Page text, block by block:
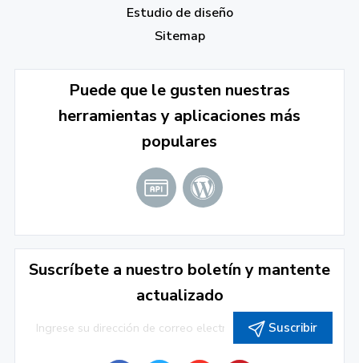
Estudio de diseño
Sitemap
Puede que le gusten nuestras
herramientas y aplicaciones más
populares
Suscríbete a nuestro boletín y mantente
actualizado
Suscribir